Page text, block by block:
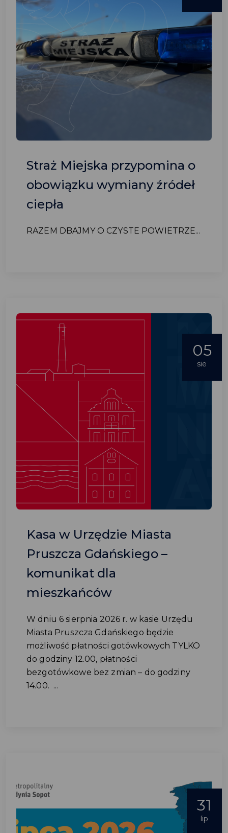
Straż Miejska przypomina o
obowiązku wymiany źródeł
ciepła
RAZEM DBAJMY O CZYSTE POWIETRZE...
05
sie
Kasa w Urzędzie Miasta
Pruszcza Gdańskiego –
komunikat dla
mieszkańców
W dniu 6 sierpnia 2026 r. w kasie Urzędu
Miasta Pruszcza Gdańskiego będzie
możliwość płatności gotówkowych TYLKO
do godziny 12.00, płatności
bezgotówkowe bez zmian – do godziny
14.00. ...
31
lip